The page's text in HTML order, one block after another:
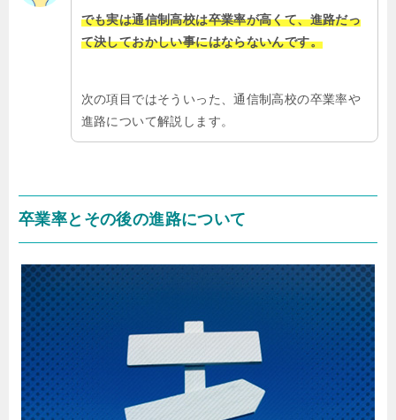
でも実は通信制高校は卒業率が高くて、進路だっ
て決しておかしい事にはならないんです。
次の項目ではそういった、通信制高校の卒業率や
進路について解説します。
卒業率とその後の進路について